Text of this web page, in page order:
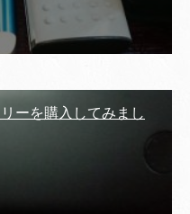
ーを購入してみまし